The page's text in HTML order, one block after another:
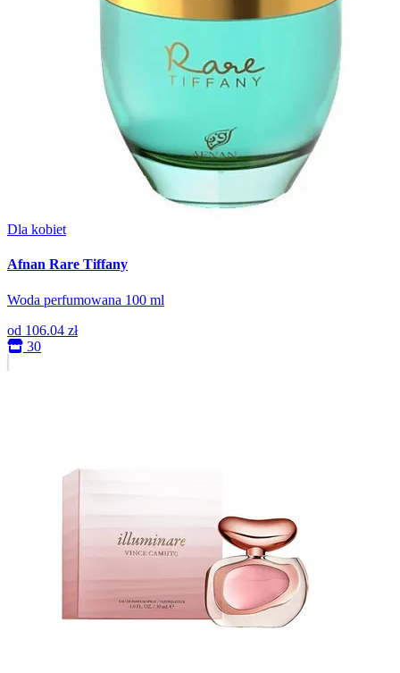
Dla kobiet
Afnan Rare Tiffany
Woda perfumowana 100 ml
od 106.04 zł
30